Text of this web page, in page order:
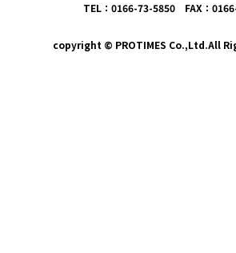
TEL：0166-73-5850 FAX：
copyright © PROTIMES Co.,Ltd.All